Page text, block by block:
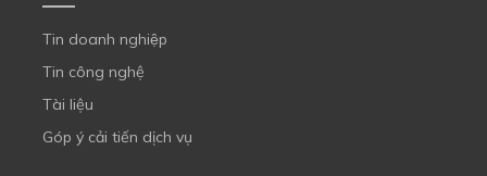
Tin doanh nghiệp
Tin công nghệ
Tài liệu
Góp ý cải tiến dịch vụ